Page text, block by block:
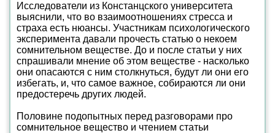
Исследователи из Констанцского университета
выяснили, что во взаимоотношениях стресса и
страха есть нюансы. Участникам психологического
эксперимента давали прочесть статью о некоем
сомнительном веществе. До и после статьи у них
спрашивали мнение об этом веществе - насколько
они опасаются с ним столкнуться, будут ли они его
избегать, и, что самое важное, собираются ли они
предостеречь других людей.
Половине подопытных перед разговорами про
сомнительное вещество и чтением статьи